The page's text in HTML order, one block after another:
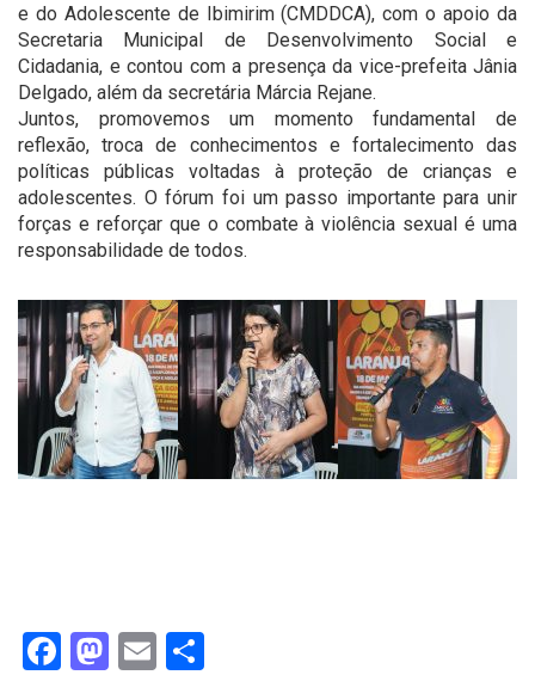
e do Adolescente de Ibimirim (CMDDCA), com o apoio da
Secretaria Municipal de Desenvolvimento Social e
Cidadania, e contou com a presença da vice-prefeita Jânia
Delgado, além da secretária Márcia Rejane.
Juntos, promovemos um momento fundamental de
reflexão, troca de conhecimentos e fortalecimento das
políticas públicas voltadas à proteção de crianças e
adolescentes. O fórum foi um passo importante para unir
forças e reforçar que o combate à violência sexual é uma
responsabilidade de todos.
Facebook
Mastodon
Email